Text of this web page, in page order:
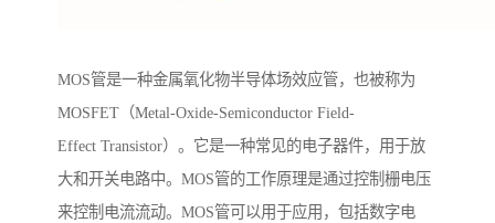
MOS管是一种金属氧化物半导体场效应管，也被称为
MOSFET（Metal-Oxide-Semiconductor Field-
Effect Transistor）。它是一种常见的电子器件，用于放
大和开关电路中。MOS管的工作原理是通过控制栅电压
来控制电流流动。MOS管可以用于应用，包括数字电